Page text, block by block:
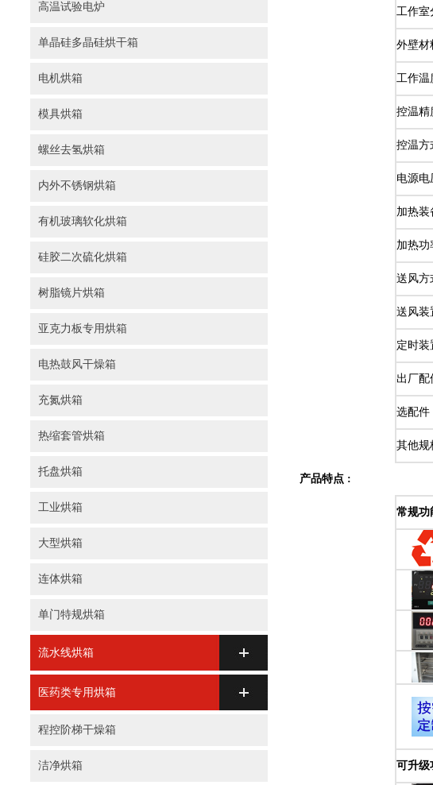
高温试验电炉
单晶硅多晶硅烘干箱
电机烘箱
模具烘箱
螺丝去氢烘箱
内外不锈钢烘箱
有机玻璃软化烘箱
硅胶二次硫化烘箱
树脂镜片烘箱
亚克力板专用烘箱
电热鼓风干燥箱
充氮烘箱
热缩套管烘箱
托盘烘箱
工业烘箱
大型烘箱
连体烘箱
单门特规烘箱
流水线烘箱
医药类专用烘箱
程控阶梯干燥箱
洁净烘箱
工作室
外壁材
工作温
控温精
控温方
电源电
加热装
加热功
送风方
送风装
定时装
出厂配
选配件
其他规
产品特点 :
常规功
可升级